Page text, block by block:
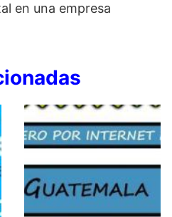
en una empresa